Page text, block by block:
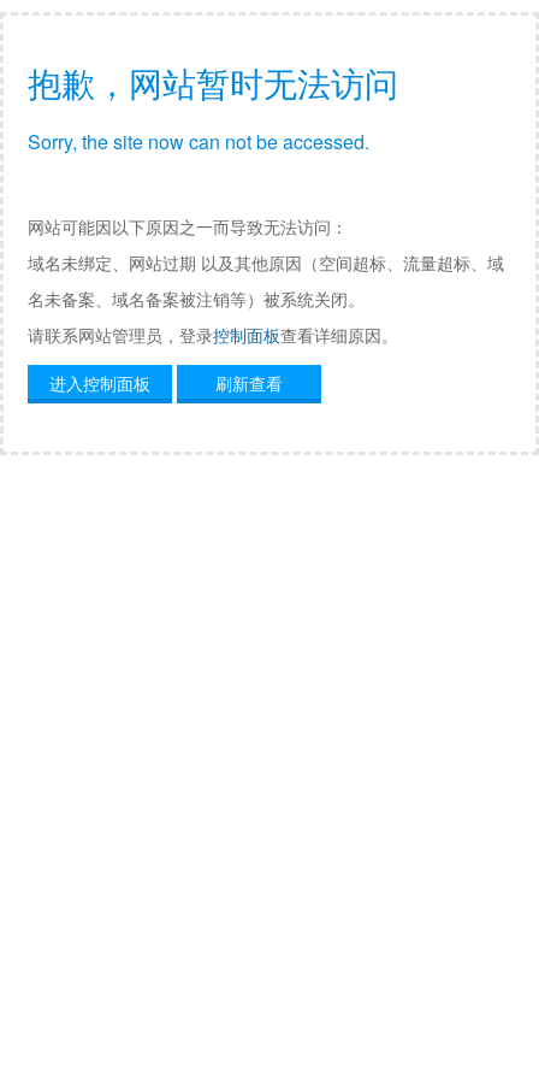
抱歉，网站暂时无法访问
Sorry, the site now can not be accessed.
网站可能因以下原因之一而导致无法访问：
域名未绑定、网站过期 以及其他原因（空间超标、流量超标、域
名未备案、域名备案被注销等）被系统关闭。
请联系网站管理员，登录控制面板查看详细原因。
进入控制面板
刷新查看